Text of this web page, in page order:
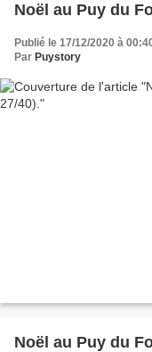
Noël au Puy du
Publié le 17/12/2020 à
Par Puystory
Noël au Puy du